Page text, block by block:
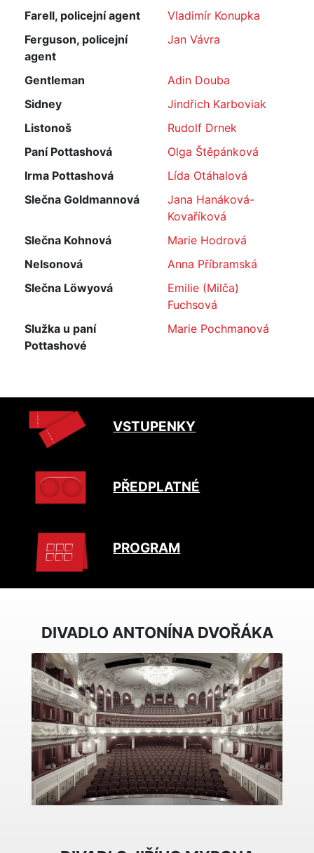
Farell, policejní agent
Vladimír Konupka
Ferguson, policejní
agent
Jan Vávra
Gentleman
Adin Douba
Sidney
Jindřich Karboviak
Listonoš
Rudolf Drnek
Paní Pottashová
Olga Štěpánková
Irma Pottashová
Lída Otáhalová
Slečna Goldmannová
Jana Hanáková-
Kovaříková
Slečna Kohnová
Marie Hodrová
Nelsonová
Anna Příbramská
Slečna Löwyová
Emilie (Milča)
Fuchsová
Služka u paní
Pottashové
Marie Pochmanová
VSTUPENKY
PŘEDPLATNÉ
PROGRAM
DIVADLO ANTONÍNA DVOŘÁKA